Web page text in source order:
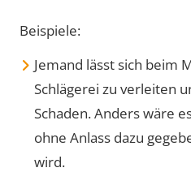
Beispiele:
Jemand lässt sich beim
Schlägerei zu verleiten
Schaden. Anders wäre
ohne Anlass dazu
wird.